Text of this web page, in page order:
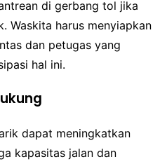
di gerbang tol jika
Waskita harus menyiapkan
dan petugas yang
hal ini.
dapat meningkatkan
kapasitas jalan dan